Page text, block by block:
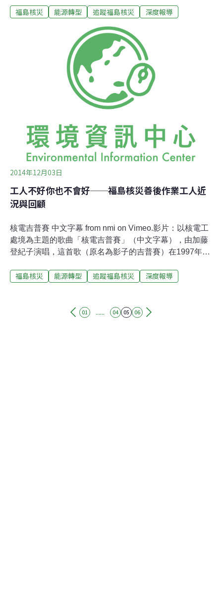
線影響研究所的研究，作為職災疾病因果關係的佐證。
福島核災 能源轉型 追蹤福島核災 深度報導
2014年12月03日
工人不好你也不會好──福島核災善後作業工人近
況與回顧
核電吉普賽 中文字幕 from nmi on Vimeo.影片：以核電工
處境為主題的歌曲「核電吉普賽」（中文字幕），由加藤
登紀子演唱，這首歌（原名為影子的吉普賽）在1997年發
面、環保面、防災面、安全面等等，而核電產業中的工
工作品質自然受到影響；福島核災發生後，除染、輻污水
福島核災 能源轉型 追蹤福島核災 深度報導
01 ...... 04 05 06